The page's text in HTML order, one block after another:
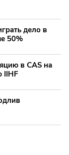
дело в
50%
в CAS на
IIHF